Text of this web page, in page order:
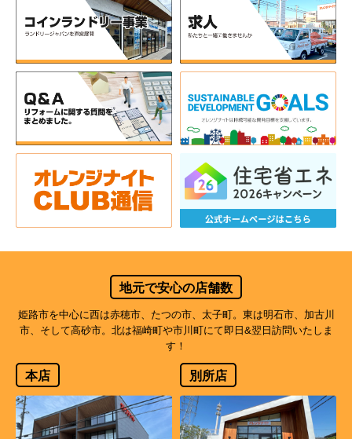
地元で安心の店舗数
姫路市を中心に西は赤穂市、たつの市、太子町。東は明石市、加古川
市、そして高砂市。北は福崎町や市川町にて即日&翌日訪問いたしま
す！
本店 別所店